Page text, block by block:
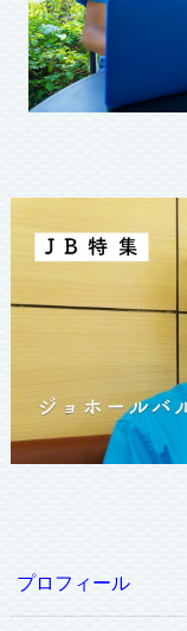
プロフィール